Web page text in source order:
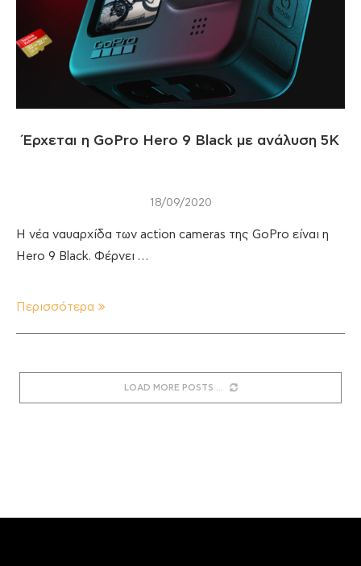
Έρχεται η GoPro Hero 9 Black με ανάλυση 5Κ
18/09/2020
Η νέα ναυαρχίδα των action cameras της GoPro είναι η
Hero 9 Black. Φέρνει …
Περισσότερα
LOAD MORE POSTS